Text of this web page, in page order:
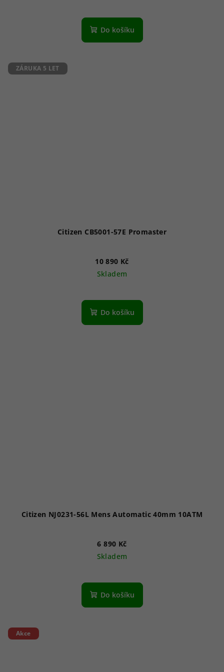
Do košíku
ZÁRUKA 5 LET
Citizen CB5001-57E Promaster
10 890 Kč
Skladem
hodnocení
produktu
Do košíku
Citizen NJ0231-56L Mens Automatic 40mm 10ATM
6 890 Kč
Skladem
Do košíku
Akce